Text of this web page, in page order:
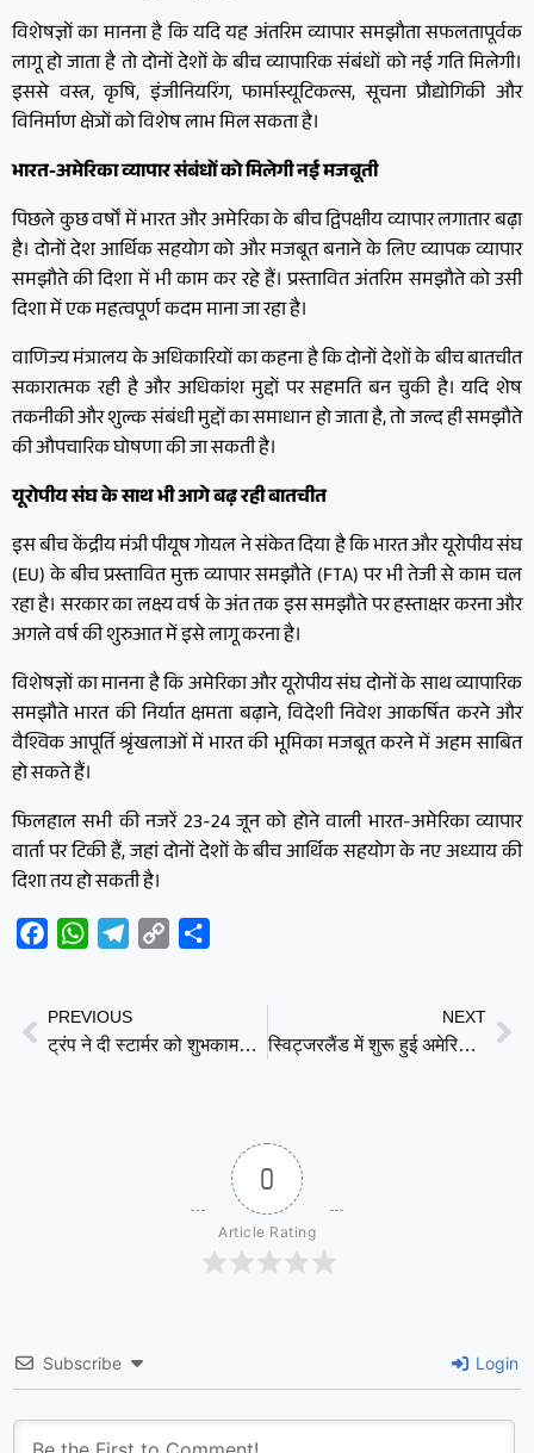
विशेषज्ञों का मानना है कि यदि यह अंतरिम व्यापार समझौता सफलतापूर्वक
लागू हो जाता है तो दोनों देशों के बीच व्यापारिक संबंधों को नई गति मिलेगी।
इससे वस्त्र, कृषि, इंजीनियरिंग, फार्मास्यूटिकल्स, सूचना प्रौद्योगिकी और
विनिर्माण क्षेत्रों को विशेष लाभ मिल सकता है।
भारत-अमेरिका व्यापार संबंधों को मिलेगी नई मजबूती
पिछले कुछ वर्षों में भारत और अमेरिका के बीच द्विपक्षीय व्यापार लगातार बढ़ा
है। दोनों देश आर्थिक सहयोग को और मजबूत बनाने के लिए व्यापक व्यापार
समझौते की दिशा में भी काम कर रहे हैं। प्रस्तावित अंतरिम समझौते को उसी
दिशा में एक महत्वपूर्ण कदम माना जा रहा है।
वाणिज्य मंत्रालय के अधिकारियों का कहना है कि दोनों देशों के बीच बातचीत
सकारात्मक रही है और अधिकांश मुद्दों पर सहमति बन चुकी है। यदि शेष
तकनीकी और शुल्क संबंधी मुद्दों का समाधान हो जाता है, तो जल्द ही समझौते
की औपचारिक घोषणा की जा सकती है।
यूरोपीय संघ के साथ भी आगे बढ़ रही बातचीत
इस बीच केंद्रीय मंत्री पीयूष गोयल ने संकेत दिया है कि भारत और यूरोपीय संघ
(EU) के बीच प्रस्तावित मुक्त व्यापार समझौते (FTA) पर भी तेजी से काम चल
रहा है। सरकार का लक्ष्य वर्ष के अंत तक इस समझौते पर हस्ताक्षर करना और
अगले वर्ष की शुरुआत में इसे लागू करना है।
विशेषज्ञों का मानना है कि अमेरिका और यूरोपीय संघ दोनों के साथ व्यापारिक
समझौते भारत की निर्यात क्षमता बढ़ाने, विदेशी निवेश आकर्षित करने और
वैश्विक आपूर्ति श्रृंखलाओं में भारत की भूमिका मजबूत करने में अहम साबित
हो सकते हैं।
फिलहाल सभी की नजरें 23-24 जून को होने वाली भारत-अमेरिका व्यापार
वार्ता पर टिकी हैं, जहां दोनों देशों के बीच आर्थिक सहयोग के नए अध्याय की
दिशा तय हो सकती है।
FacebookWhatsAppTelegram
Copy
PREVIOUS
ट्रंप ने दी स्टार्मर को शुभकामनाएं, इस्तीफे की अटकलों से ब्रिटेन की राजनीति में हलचल
NEXT
स्विट्जरलैंड में शुरू हुई अमेरिका-ईरान वार्ता, ट्रंप की धमकी पर ईरान का पलटवार
0
Article Rating
Subscribe Login